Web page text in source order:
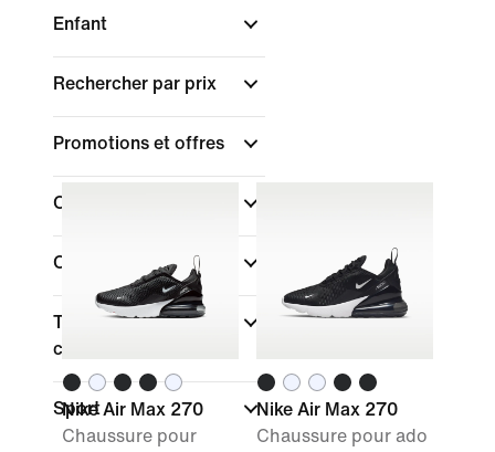
Enfant
Rechercher par prix
Promotions et offres
Couleur
Collections
Type de coupe des
chaussures
Sport
Nike Air Max 270
Chaussure pour
Nike Air Max 270
Chaussure pour ado